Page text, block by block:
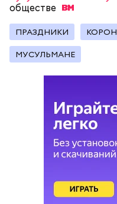
обществе
ПРАЗДНИКИ
МУСУЛЬМАНЕ
Как рассказывает
городке Патаре. С
христианской
Как гласит предание,
Иерусалим, Николай
отчаявшихся
разбушевавшееся
Понадобятся: